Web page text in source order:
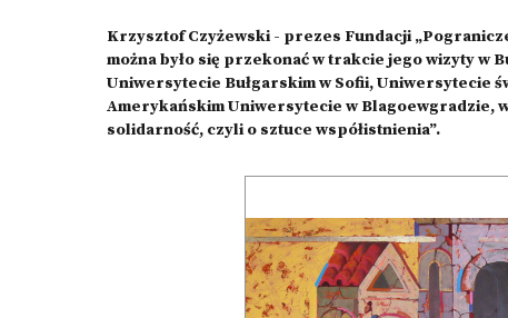
Krzysztof Czyżewski - prezes Fundacji
można było się przekonać w trakcie jego wizyty w
Uniwersytecie Bułgarskim w Sofii, Uniwersytecie
Аmerykańskim Uniwersytecie w Blagoewgradzie,
solidarność, czyli o sztuce współistnienia”.